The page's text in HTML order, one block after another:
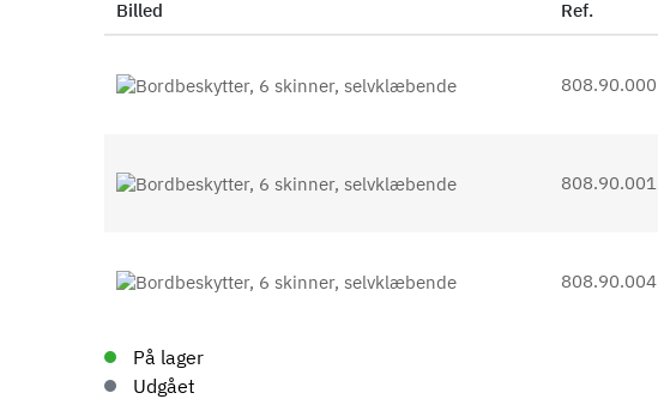
Billed Ref.
808.90.000
808.90.001
808.90.004
På lager
Udgået